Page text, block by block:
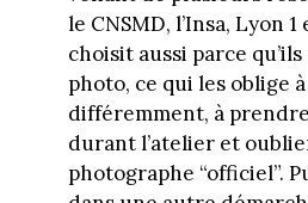
le CNSMD, l’Insa, Lyon
choisit aussi parce
photo, ce qui les oblige
différemment, à
durant l’atelier et
photographe “officiel”.